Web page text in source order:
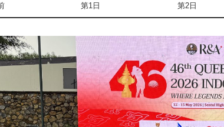
第1日 第2日